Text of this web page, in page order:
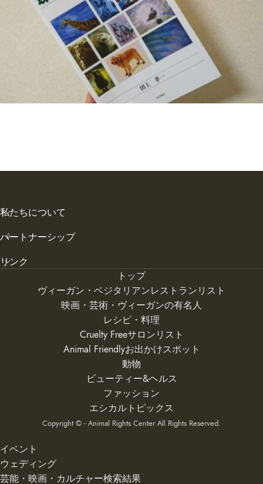
私たちについて
パートナーシップ
リンク
トップ
ヴィーガン・ベジタリアンレストランリスト
映画・芸術・ヴィーガンの有名人
レシピ・料理
Cruelty Freeサロンリスト
Animal Friendlyお出かけスポット
動物
ビューティー&ヘルス
ファッション
エシカルトピックス
Copyright © - Animal Rights Center All Rights Reserved.
イベント
ウェディング
芸能・映画・カルチャー検索結果